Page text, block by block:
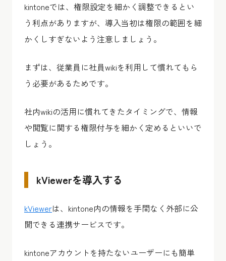
kintoneでは、権限設定を細かく調整できるとい
う利点がありますが、導入当初は権限の範囲を細
かくしすぎないよう注意しましょう。
まずは、従業員に社員wikiを利用して慣れてもら
う必要があるためです。
社内wikiの活用に慣れてきたタイミングで、情報
や閲覧に関する権限付与を細かく定めるといいで
しょう。
kViewerを導入する
kViewerは、kintone内の情報を手間なく外部に公
開できる連携サービスです。
kintoneアカウントを持たないユーザーにも簡単